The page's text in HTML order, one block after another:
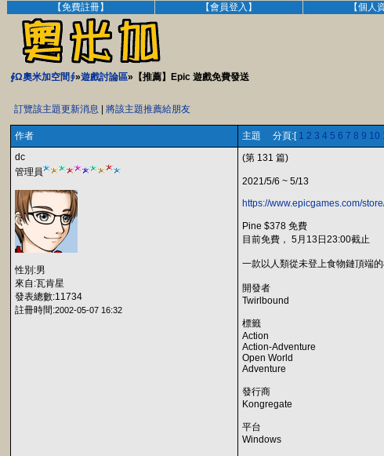
【免費註冊】 【會員登入】 【個人
∮Ω奧米加空間∮»遊戲討論區»【推薦】Epic 遊戲免費發送
訂覽該主題更新消息 將該主題推薦給朋友
作者 主題 分頁:[ 1 2 3 4 5 6 7 8 9 10
dc
管理員
性別:男
來自:瓦肯星
發表總數:11734
註冊時間:2002-05-07 16:32
(第 131 篇)
2021/5/6 ~ 5/13
https://www.epicgames.com/
Pine $378 免費
目前免費， 5月13日23:00截止
一款以人類從未登上食物鏈頂端
開發者
Twirlbound
標籤
Action
Action-Adventure
Open World
Adventure
發行商
Kongregate
平台
Windows